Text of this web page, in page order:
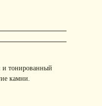
и тонированный
камни.